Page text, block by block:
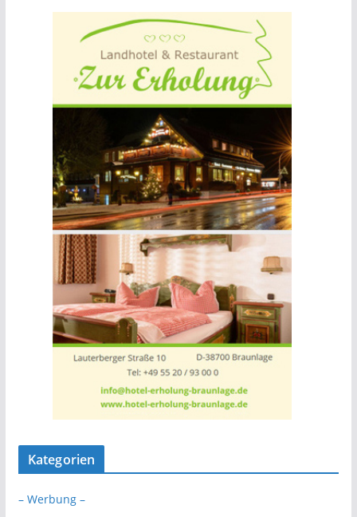
Kategorien
– Werbung –